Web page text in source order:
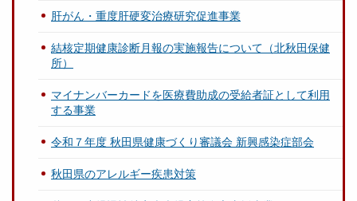
肝がん・重度肝硬変治療研究促進事業
結核定期健康診断月報の実施報告について（北秋田保健
所）
マイナンバーカードを医療費助成の受給者証として利用
する事業
令和７年度 秋田県健康づくり審議会 新興感染症部会
秋田県のアレルギー疾患対策